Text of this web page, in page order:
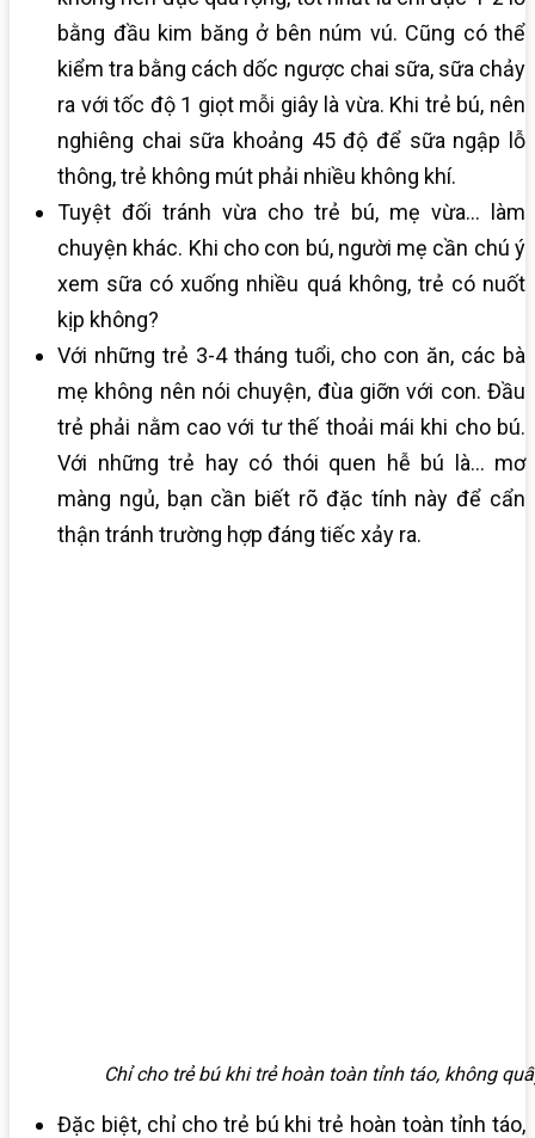
bằng đầu kim băng ở bên núm vú. Cũng có thể
kiểm tra bằng cách dốc ngược chai sữa, sữa chảy
ra với tốc độ 1 giọt mỗi giây là vừa. Khi trẻ bú, nên
nghiêng chai sữa khoảng 45 độ để sữa ngập lỗ
thông, trẻ không mút phải nhiều không khí.
Tuyệt đối tránh vừa cho trẻ bú, mẹ vừa… làm
chuyện khác. Khi cho con bú, người mẹ cần chú ý
xem sữa có xuống nhiều quá không, trẻ có nuốt
kịp không?
Với những trẻ 3-4 tháng tuổi, cho con ăn, các bà
mẹ không nên nói chuyện, đùa giỡn với con. Đầu
trẻ phải nằm cao với tư thế thoải mái khi cho bú.
Với những trẻ hay có thói quen hễ bú là… mơ
màng ngủ, bạn cần biết rõ đặc tính này để cẩn
thận tránh trường hợp đáng tiếc xảy ra.
Chỉ cho trẻ bú khi trẻ hoàn toàn tỉnh táo, không
Đặc biệt, chỉ cho trẻ bú khi trẻ hoàn toàn tỉnh táo,